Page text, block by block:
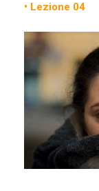
• Lezione 04